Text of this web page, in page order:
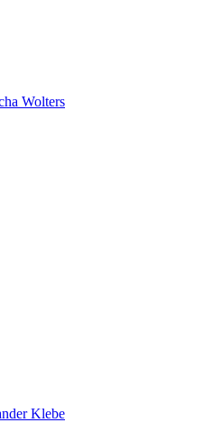
Wolters
Klebe